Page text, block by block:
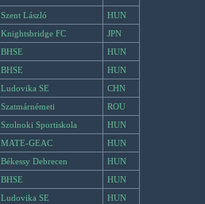
Szent László
HUN
Knightsbridge FC
JPN
BHSE
HUN
BHSE
HUN
Ludovika SE
CHN
Szatmárnémeti
ROU
Szolnoki Sportiskola
HUN
MATE-GEAC
HUN
Békessy Debrecen
HUN
BHSE
HUN
Ludovika SE
HUN